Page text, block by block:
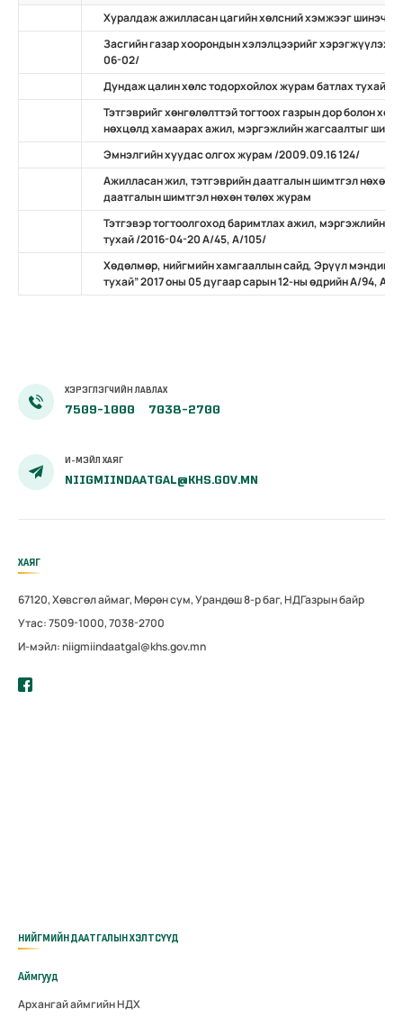
Хуралдаж ажилласан цагийн хөлсний хэмжээг
Засгийн газар хоорондын хэлэлцээрийг хэрэгжүүлэх
06-02/
Дундаж цалин хөлс тодорхойлох журам батлах тухай /
Тэтгэврийг хөнгөлөлттэй тогтоох газрын дор болон
нөхцөлд хамаарах ажил, мэргэжлийн жагсаалтыг
Эмнэлгийн хуудас олгох журам /2009.09.16 124/
Ажилласан жил, тэтгэврийн даатгалын шимтгэл нөхөн
даатгалын шимтгэл нөхөн төлөх журам
Тэтгэвэр тогтоолгоход баримтлах ажил, мэргэжлийн
тухай /2016-04-20 А/45, А/105/
Хөдөлмөр, нийгмийн хамгааллын сайд, Эрүүл мэндийн
тухай” 2017 оны 05 дугаар сарын 12-ны өдрийн А/94, А/
ХЭРЭГЛЭГЧИЙН ЛАВЛАХ
7509-1000 7038-2700
И-МЭЙЛ ХАЯГ
NIIGMIINDAATGAL@KHS.GOV.MN
ХАЯГ
67120, Хөвсгөл аймаг, Мөрөн сум, Урандөш 8-р баг, НДГазрын байр
Утас: 7509-1000, 7038-2700
И-мэйл: niigmiindaatgal@khs.gov.mn
НИЙГМИЙН ДААТГАЛЫН ХЭЛТСҮҮД
Аймгууд
Архангай аймгийн НДХ